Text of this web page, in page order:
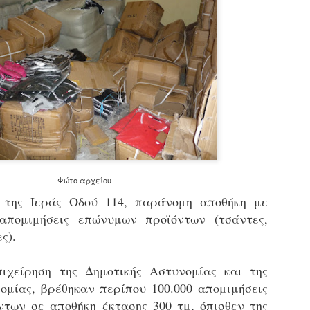
Φώτο αρχείου
της Ιεράς Οδού 114, παράνομη αποθήκη με
επώνυμων προϊόντων (τσάντες,
της Δημοτικής Αστυνομίας και της
βρέθηκαν περίπου 100.000 απομιμήσεις
σε αποθήκη έκτασης 300 τμ, όπισθεν της
εκπαιδευμένους
ήδη ολοκληρώσει την
είναι έτοιμοι να
Στο πλαίσιο της
ολοκαίνουργια
τις περιπολίες και τις
στελεχών της υπηρεσίας.
JUN
Απολογισμός των
ελέγχων σε ιδιοκτήτες
JUN
Δημοτική Αστυνομία
Θεσσαλονίκης: Ένταση